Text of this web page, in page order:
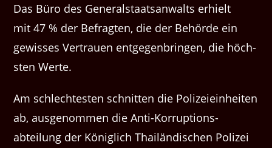
Das Büro des Gen­er­al­staat­san­walts erhielt
mit 47 % der Befragten, die der Behörde ein
gewiss­es Ver­trauen ent­ge­gen­brin­gen, die höch­
sten Werte.
Am schlecht­esten schnit­ten die Polizeiein­heit­en
ab, ausgenom­men die Anti-Kor­rup­tion­s­
abteilung der Königlich Thailändis­chen Polizei